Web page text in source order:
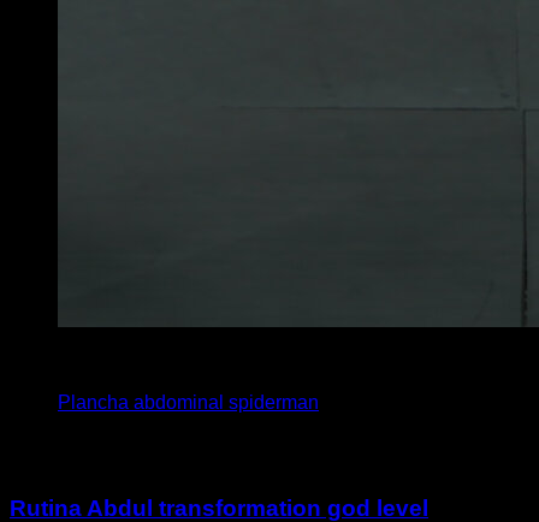
Plancha abdominal spiderman
Rutina Abdul transformation god level